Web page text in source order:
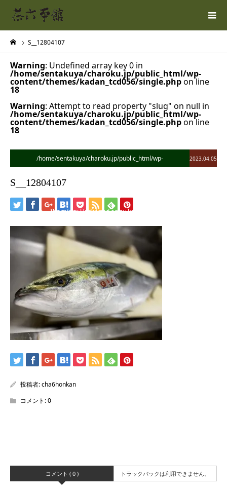
S__12804107
Warning: Undefined array key 0 in
/home/sentakuya/charoku.jp/public_html/wp-
content/themes/kadan_tcd056/single.phpon line
18
Warning: Attempt to read property "slug" on null in
/home/sentakuya/charoku.jp/public_html/wp-
content/themes/kadan_tcd056/single.phpon line
18
/home/sentakuya/charoku.jp/public_html/wp-
Warning: Undefined array key 0 in
/home/sentakuya/charoku.jp/public_html/wp-
content/themes/kadan_tcd056/single.php
Warning: Attempt to read property "name" on null in
/home/sentakuya/charoku.jp/public_html/wp-
content/themes/kadan_tcd056/single.phpon line
2023.04.05
S__12804107
投稿者:cha6honkan
コメント:0
コメント ( 0 ) トラックバックは利用できません。